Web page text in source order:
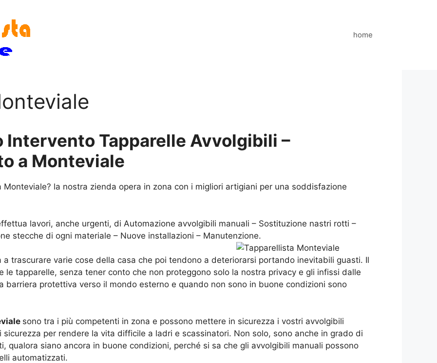
home
Intervento Tapparelle Avvolgibili –
a Monteviale
la nostra zienda opera in zona con i migliori artigiani per una soddisfazione
lavori, anche urgenti, di Automazione avvolgibili manuali – Sostituzione nastri rotti –
stecche di ogni materiale – Nuove installazioni – Manutenzione.
trascurare varie cose della casa che poi tendono a deteriorarsi portando inevitabili guasti. Il
le tapparelle, senza tener conto che non proteggono solo la nostra privacy e gli infissi dalle
barriera protettiva verso il mondo esterno e quando non sono in buone condizioni sono
sono tra i più competenti in zona e possono mettere in sicurezza i vostri avvolgibili
per rendere la vita difficile a ladri e scassinatori. Non solo, sono anche in grado di
qualora siano ancora in buone condizioni, perché si sa che gli avvolgibili manuali possono
automatizzati.